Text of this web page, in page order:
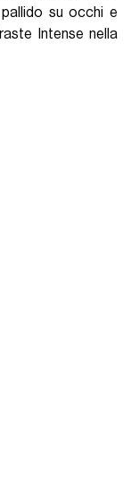
su occhi e
Intense nella